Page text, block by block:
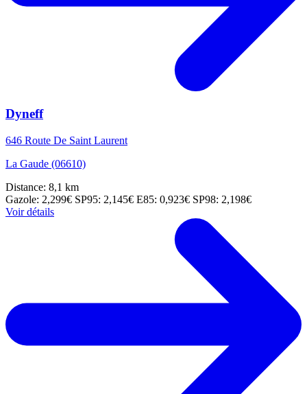
Dyneff
646 Route De Saint Laurent
La Gaude (06610)
Distance: 8,1 km
Gazole: 2,299€ SP95: 2,145€ E85: 0,923€ SP98: 2,198€
Voir détails